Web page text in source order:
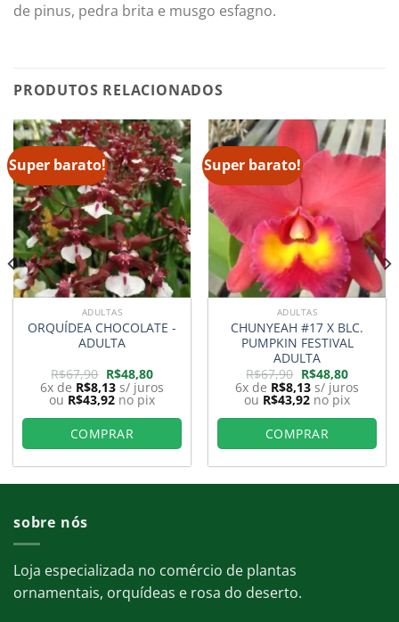
de pinus, pedra brita e musgo esfagno.
PRODUTOS RELACIONADOS
Super barato!
ADULTAS
ORQUÍDEA CHOCOLATE -
ADULTA
R$67,90 O
preço
original
era:
R$67,90.
R$48,80O
preço
atual
é:
R$48,80.
6x de R$8,13 s/ juros
ou R$43,92 no pix
COMPRAR
Super barato!
ADULTAS
CHUNYEAH #17 X BLC.
PUMPKIN FESTIVAL
ADULTA
R$67,90 O
preço
original
era:
R$67,90.
R$48,80O
preço
atual
é:
R$48,80.
6x de R$8,13 s/ juros
ou R$43,92 no pix
COMPRAR
sobre nós
Loja especializada no comércio de plantas
ornamentais, orquídeas e rosa do deserto.